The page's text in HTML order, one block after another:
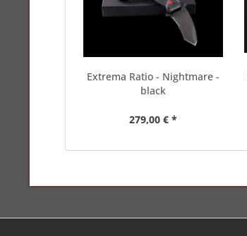
Extrema Ratio - Nightmare -
black
279,00 € *